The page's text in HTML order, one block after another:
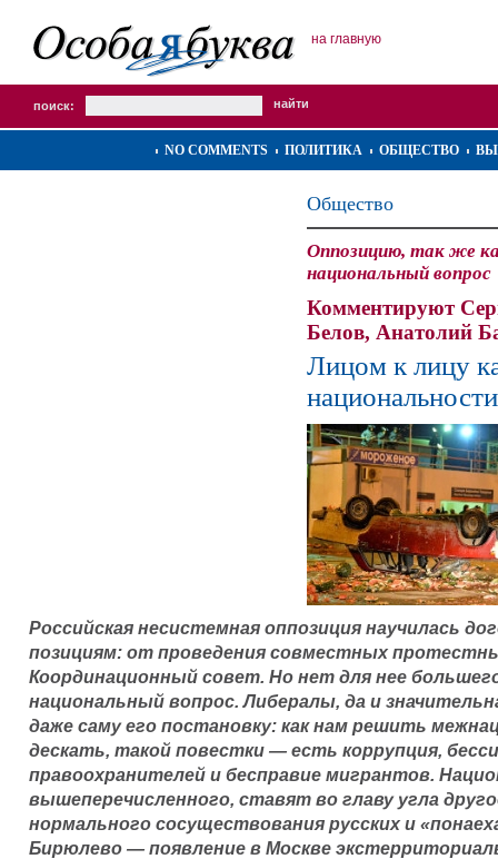
на главную
поиск:
NO COMMENTS ПОЛИТИКА ОБЩЕСТВО
Общество
Оппозицию, так же
национальный вопрос
Комментируют
Белов, Анатолий
Лицом к лицу
национальности
Российская несистемная оппозиция научилась
позициям: от проведения совместных
Координационный совет. Но нет для нее
национальный вопрос. Либералы, да и
даже саму его постановку: как нам решить
дескать, такой повестки — есть коррупция,
правоохранителей и бесправие мигрантов.
вышеперечисленного, ставят во главу угла
нормального сосуществования русских и
Бирюлево — появление в Москве